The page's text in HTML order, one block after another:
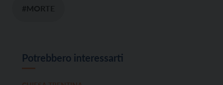
#MORTE
Potrebbero interessarti